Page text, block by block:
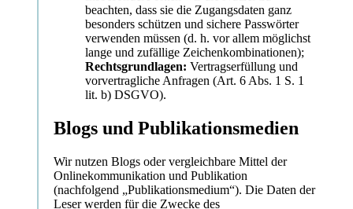
beachten, dass sie die Zugangsdaten ganz
besonders schützen und sichere Passwörter
verwenden müssen (d. h. vor allem möglichst
lange und zufällige Zeichenkombinationen);
Rechtsgrundlagen: Vertragserfüllung und
vorvertragliche Anfragen (Art. 6 Abs. 1 S. 1
lit. b) DSGVO).
Blogs und Publikationsmedien
Wir nutzen Blogs oder vergleichbare Mittel der
Onlinekommunikation und Publikation
(nachfolgend „Publikationsmedium“). Die Daten der
Leser werden für die Zwecke des